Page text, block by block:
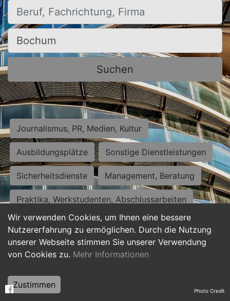
Wir verwenden Cookies, um Ihnen eine bessere
Nutzererfahrung zu ermöglichen. Durch die Nutzung
unserer Webseite stimmen Sie unserer Verwendung
von Cookies zu. Mehr Informationen
Zustimmen
Beruf, Fachrichtung, Firma
Ort, Stadt
Suchen
Journalismus, PR, Medien, Kultur
Ausbildungsplätze Sonstige Dienstleistungen
Sicherheitsdienste Management, Beratung
Praktika, Werkstudenten, Abschlussarbeiten
Personalwesen Assistenz, Sekretariat
Hilfskräfte, Aushilfs- und Nebenjobs
Weiterbildung, Studium, duale Ausbildung Photo Credit